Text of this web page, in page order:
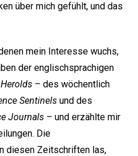
über mich gefühlt, und das
mein Interesse wuchs,
der englischsprachigen
Herolds – des wöchentlich
Sentinels und des
Journals – und erzählte mir
Die
diesen Zeitschriften las,